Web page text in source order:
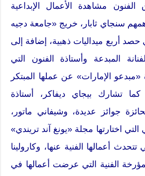
مشاهدة الأعمال الإبداعية
سنجاي ثابار، خريج «جامعة دجيه
حصد أربع ميداليات ذهبية، إضافة إلى
المبدعة وأستاذة الفنون التي
الإمارات» عن عملها المبتكر
كما تشارك بيجاي ديفاكر، أستاذة
جوائز عديدة، وشيفاني ماتور،
التي اختارتها مجلة «يونغ آند تريندي»
تتحدث أعمالها الفنية عنها، وكارولينا
الفنية التي عرضت أعمالها في